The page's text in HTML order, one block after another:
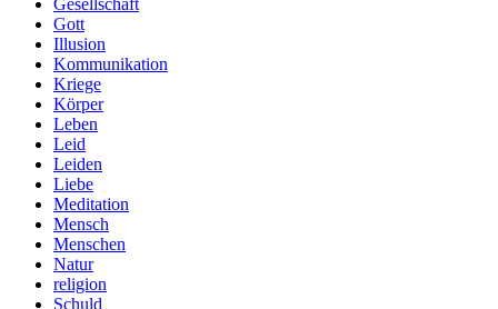
Gott
Illusion
Kommunikation
Kriege
Körper
Leben
Leid
Leiden
Liebe
Meditation
Mensch
Menschen
Natur
religion
Schuld